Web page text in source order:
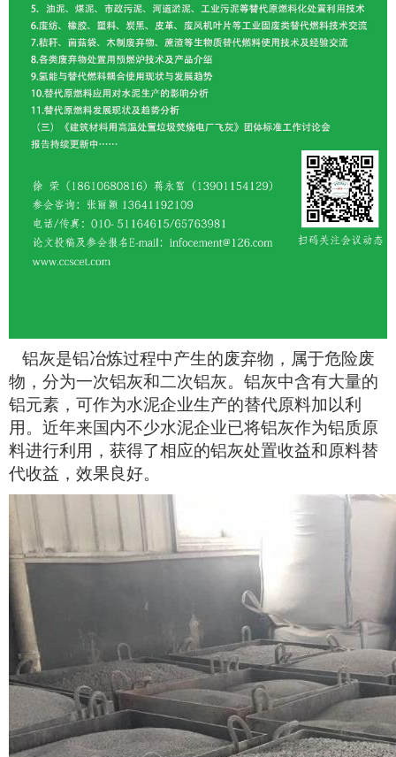
铝灰是铝冶炼过程中产生的废弃物，属于危险废
物，分为一次铝灰和二次铝灰。铝灰中含有大量的
铝元素，可作为水泥企业生产的替代原料加以利
用。近年来国内不少水泥企业已将铝灰作为铝质原
料进行利用，获得了相应的铝灰处置收益和原料替
代收益，效果良好。